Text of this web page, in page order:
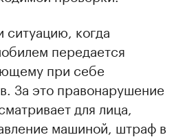
ситуацию, когда
передается
при себе
За это правонарушение
для лица,
машиной, штраф в